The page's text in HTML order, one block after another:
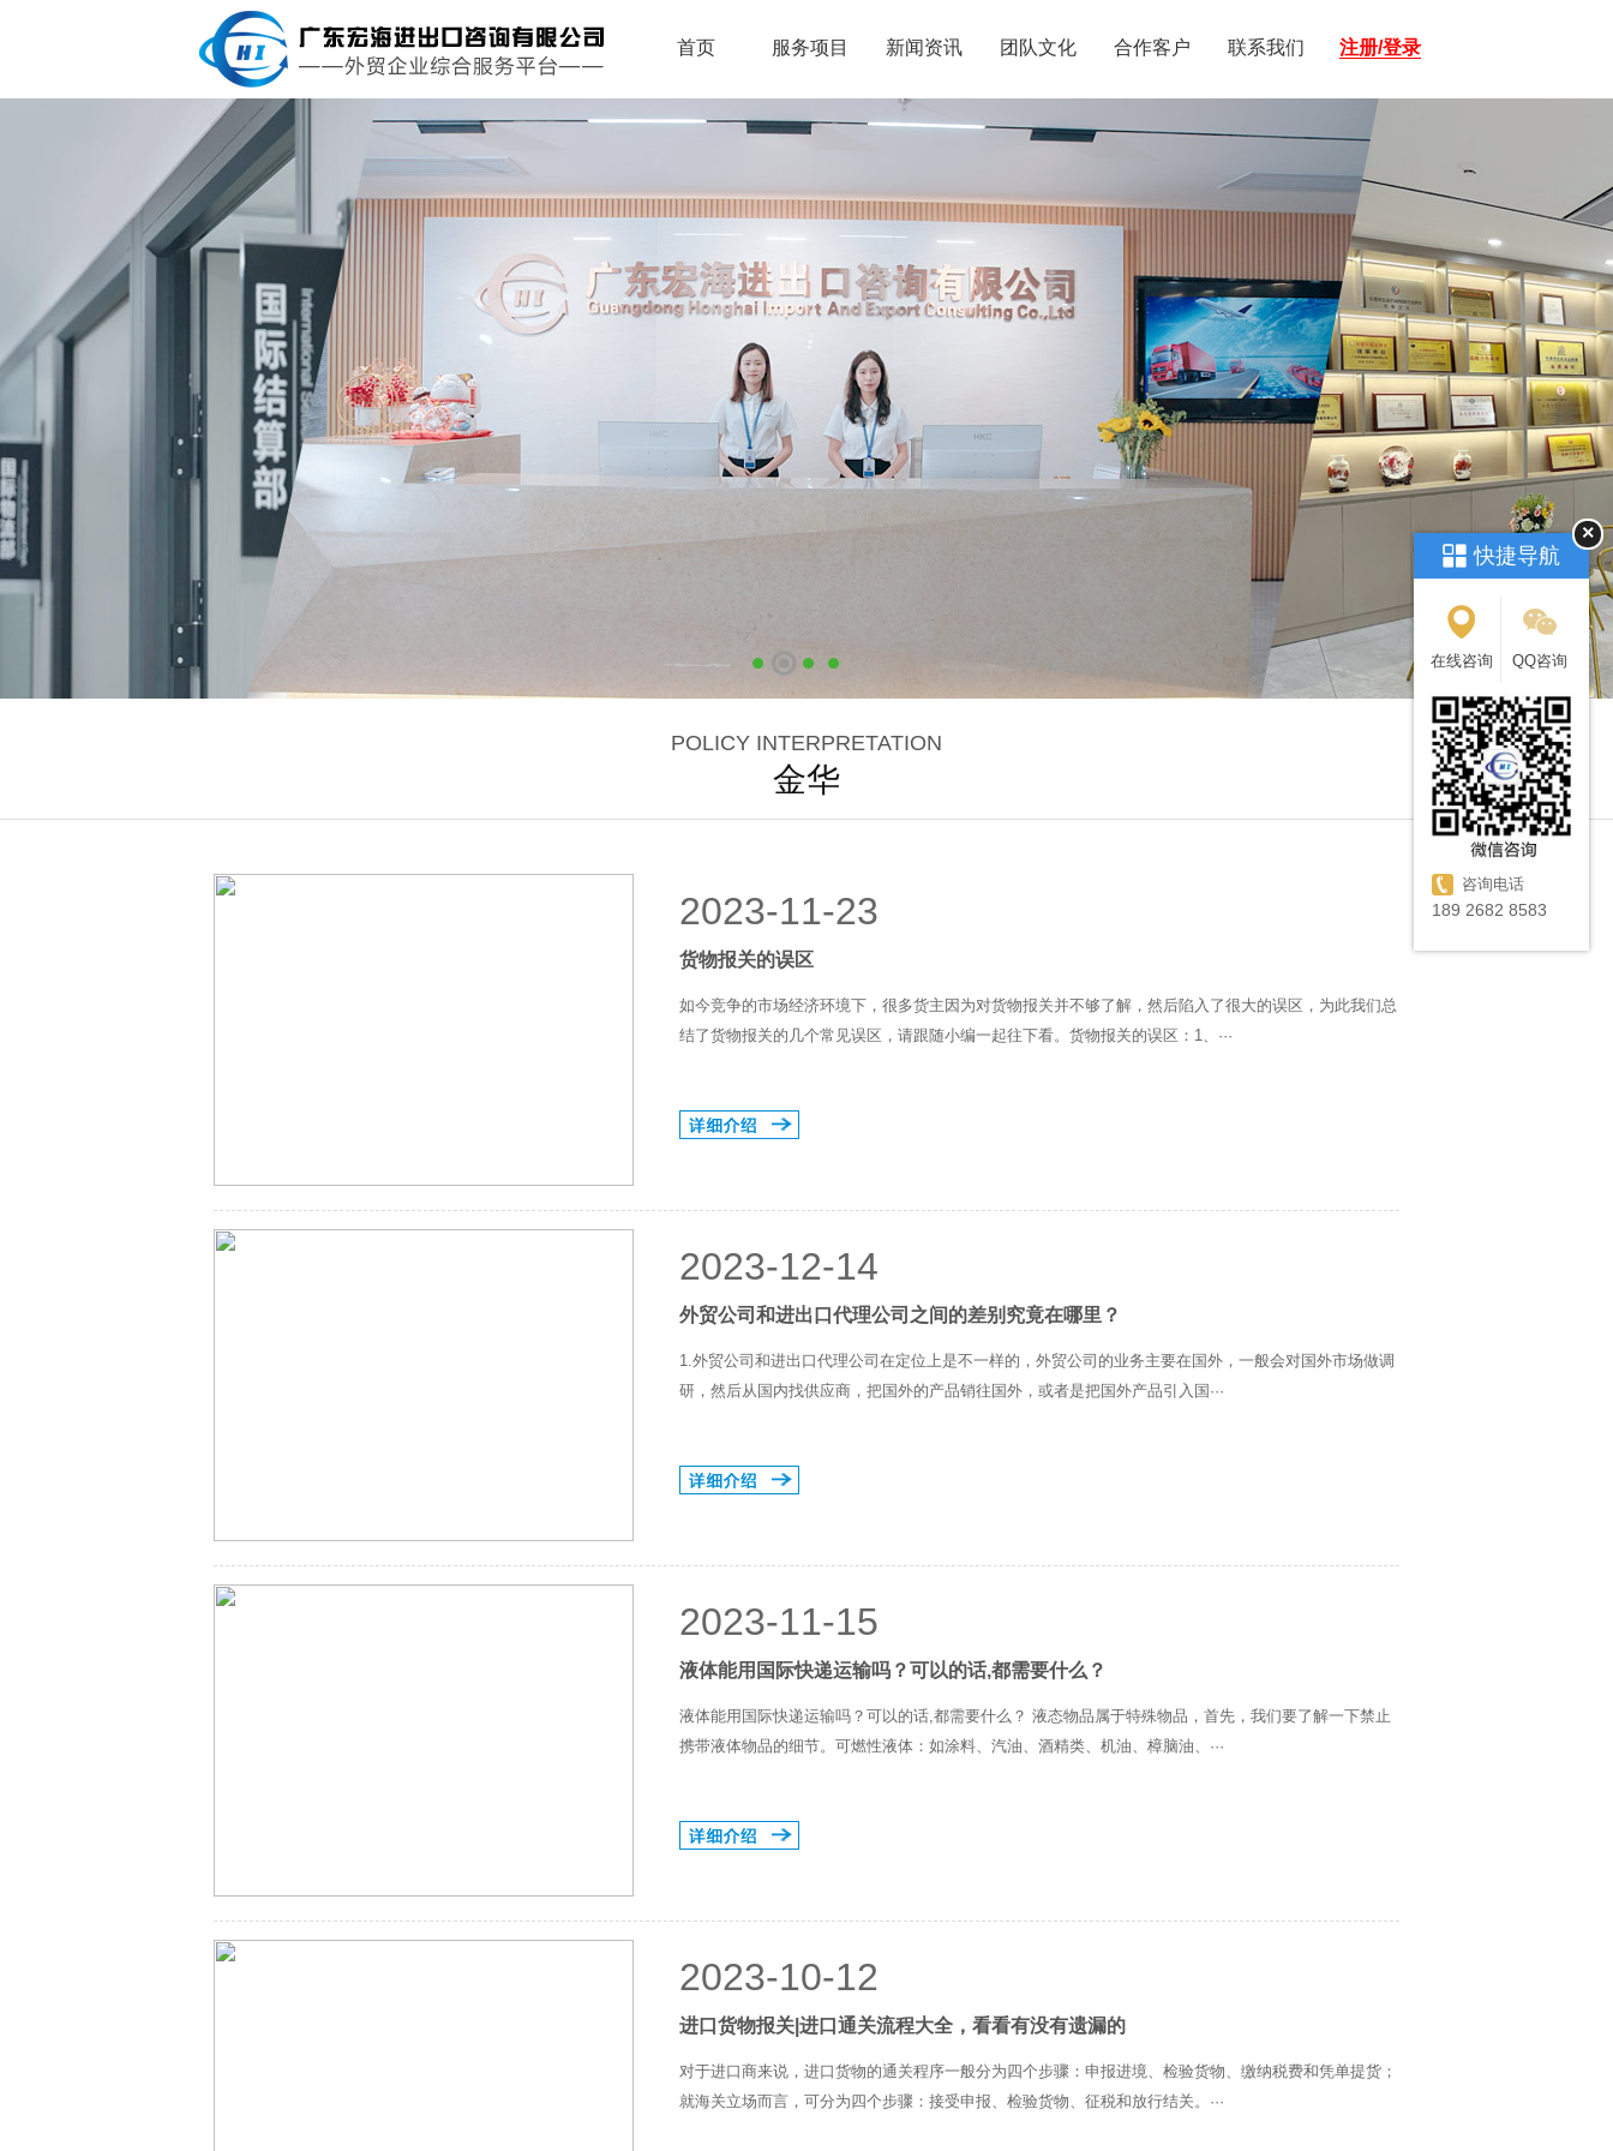
首页 服务项目 新闻资讯 团队文化 合作客户 联系我们 注册/登录
POLICY INTERPRETATION
金华
2023-11-23
货物报关的误区
如今竞争的市场经济环境下，很多货主因为对货物报关并不够了解，然后陷入了很大的误区，为此我们总
结了货物报关的几个常见误区，请跟随小编一起往下看。货物报关的误区：1、···
2023-12-14
外贸公司和进出口代理公司之间的差别究竟在哪里？
1.外贸公司和进出口代理公司在定位上是不一样的，外贸公司的业务主要在国外，一般会对国外市场做调
研，然后从国内找供应商，把国外的产品销往国外，或者是把国外产品引入国···
2023-11-15
液体能用国际快递运输吗？可以的话,都需要什么？
液体能用国际快递运输吗？可以的话,都需要什么？ 液态物品属于特殊物品，首先，我们要了解一下禁止
携带液体物品的细节。可燃性液体：如涂料、汽油、酒精类、机油、樟脑油、···
2023-10-12
进口货物报关|进口通关流程大全，看看有没有遗漏的
对于进口商来说，进口货物的通关程序一般分为四个步骤：申报进境、检验货物、缴纳税费和凭单提货；
就海关立场而言，可分为四个步骤：接受申报、检验货物、征税和放行结关。···
快捷导航
在线咨询 QQ咨询
咨询电话
189 2682 8583
×